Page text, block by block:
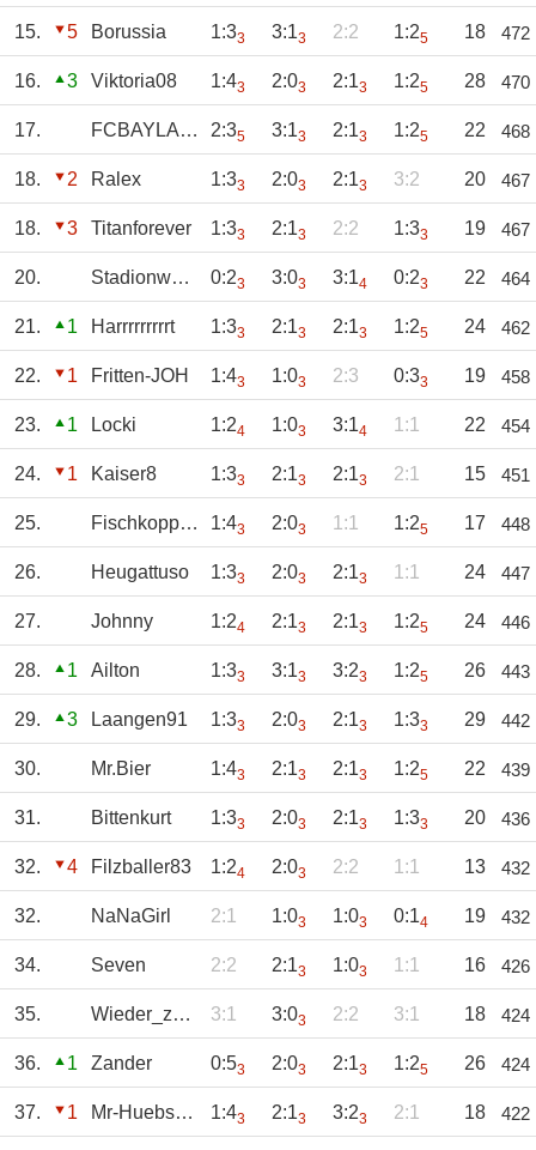
15. 5 Borussia 1:33 3:13 2:2 1:25 18 472
16. 3 Viktoria08 1:43 2:03 2:13 1:25 28 470
17. FCBAYLAND 2:35 3:13 2:13 1:25 22 468
18. 2 Ralex 1:33 2:03 2:13 3:2 20 467
18. 3 Titanforever 1:33 2:13 2:2 1:33 19 467
20. Stadionwurst 0:23 3:03 3:14 0:23 22 464
21. 1 Harrrrrrrrrt 1:33 2:13 2:13 1:25 24 462
22. 1 Fritten-JOH 1:43 1:03 2:3 0:33 19 458
23. 1 Locki 1:24 1:03 3:14 1:1 22 454
24. 1 Kaiser8 1:33 2:13 2:13 2:1 15 451
25. Fischkopp81 1:43 2:03 1:1 1:25 17 448
26. Heugattuso 1:33 2:03 2:13 1:1 24 447
27. Johnny 1:24 2:13 2:13 1:25 24 446
28. 1 Ailton 1:33 3:13 3:23 1:25 26 443
29. 3 Laangen91 1:33 2:03 2:13 1:33 29 442
30. Mr.Bier 1:43 2:13 2:13 1:25 22 439
31. Bittenkurt 1:33 2:03 2:13 1:33 20 436
32. 4 Filzballer83 1:24 2:03 2:2 1:1 13 432
32. NaNaGirl 2:1 1:03 1:03 0:14 19 432
34. Seven 2:2 2:13 1:03 1:1 16 426
35. Wieder_zu_Hause 3:1 3:03 2:2 3:1 18 424
36. 1 Zander 0:53 2:03 2:13 1:25 26 424
37. 1 Mr-Huebschi 1:43 2:13 3:23 2:1 18 422